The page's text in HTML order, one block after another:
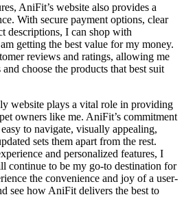
AniFit’s website also provides a
With secure payment options, ⁣clear
descriptions, I can shop with
getting the best value ‍for my money.
reviews and ‍ratings, allowing‍ me
choose the products⁢ that best suit
website plays a vital role in providing
owners ⁢like ⁣me. AniFit’s commitment‍
‌to navigate,⁢ visually appealing,
⁢sets them apart from the rest.
and personalized⁢ features, I
continue to be my go-to destination‌ for
the convenience and joy of a user-
see how AniFit delivers the best to